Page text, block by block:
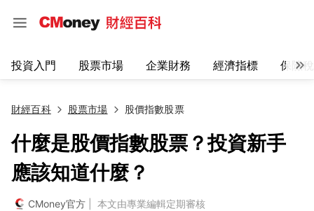
投資入門 股票市場 企業財務 經濟指標 保險
財經百科 股票市場 股價指數股票
什麼是股價指數股票？投資新手
應該知道什麼？
CMoney官方 | 本文由專業編輯定期審核